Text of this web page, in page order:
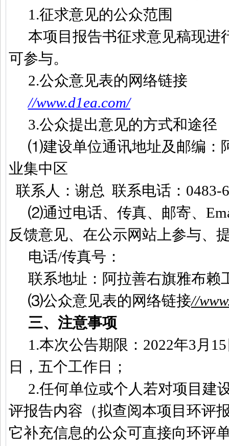
1.征求意见的公众范围
本项目报告书征求意见稿现进
可参与。
2.公众意见表的网络链接
//www.d1ea.com/
3.公众提出意见的方式和途径
⑴建设单位通讯地址及邮编：
业集中区
联系人：谢总 联系电话： 0483-
⑵通过电话、传真、邮寄、
反馈意见、在公示网站上参与、
电话/传真号：
联系地址：阿拉善右旗雅布赖
⑶公众意见表的网络链接//
三、注意事项
1.本次公告期限： 2022年3月 15
日，五个工作日；
2.任何单位或个人若对项目建
评报告内容（拟查阅本项目环评
它补充信息的公众可直接向环评